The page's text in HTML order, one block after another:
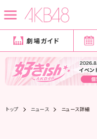
劇場ガイド
トップ ニュース ニュース詳細